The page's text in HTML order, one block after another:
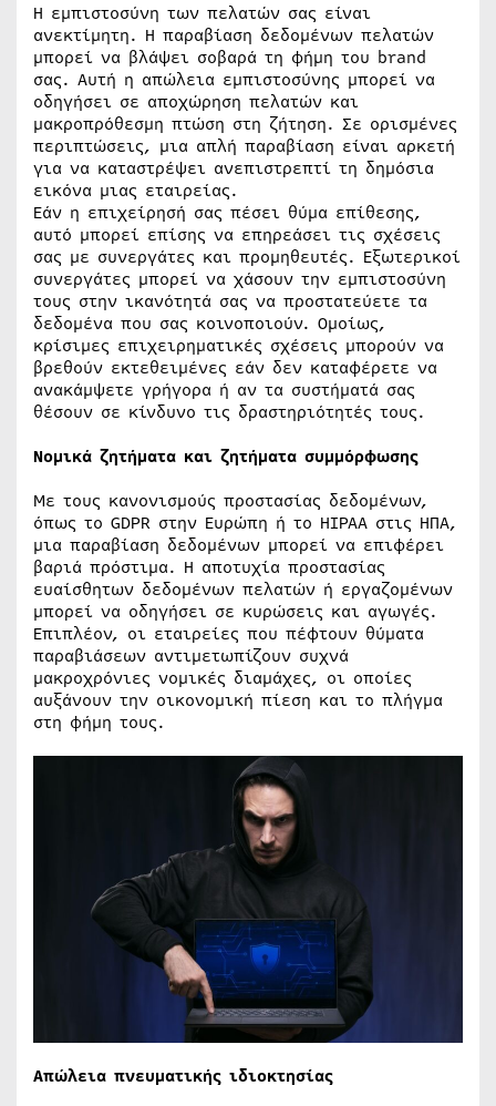
Η εμπιστοσύνη των πελατών σας είναι
ανεκτίμητη. Η παραβίαση δεδομένων πελατών
μπορεί να βλάψει σοβαρά τη φήμη του brand
σας. Αυτή η απώλεια εμπιστοσύνης μπορεί να
οδηγήσει σε αποχώρηση πελατών και
μακροπρόθεσμη πτώση στη ζήτηση. Σε ορισμένες
περιπτώσεις, μια απλή παραβίαση είναι αρκετή
για να καταστρέψει ανεπιστρεπτί τη δημόσια
εικόνα μιας εταιρείας.
Εάν η επιχείρησή σας πέσει θύμα επίθεσης,
αυτό μπορεί επίσης να επηρεάσει τις σχέσεις
σας με συνεργάτες και προμηθευτές. Εξωτερικοί
συνεργάτες μπορεί να χάσουν την εμπιστοσύνη
τους στην ικανότητά σας να προστατεύετε τα
δεδομένα που σας κοινοποιούν. Ομοίως,
κρίσιμες επιχειρηματικές σχέσεις μπορούν να
βρεθούν εκτεθειμένες εάν δεν καταφέρετε να
ανακάμψετε γρήγορα ή αν τα συστήματά σας
θέσουν σε κίνδυνο τις δραστηριότητές τους.
Νομικά ζητήματα και ζητήματα συμμόρφωσης
Με τους κανονισμούς προστασίας δεδομένων,
όπως το GDPR στην Ευρώπη ή το HIPAA στις ΗΠΑ,
μια παραβίαση δεδομένων μπορεί να επιφέρει
βαριά πρόστιμα. Η αποτυχία προστασίας
ευαίσθητων δεδομένων πελατών ή εργαζομένων
μπορεί να οδηγήσει σε κυρώσεις και αγωγές.
Επιπλέον, οι εταιρείες που πέφτουν θύματα
παραβιάσεων αντιμετωπίζουν συχνά
μακροχρόνιες νομικές διαμάχες, οι οποίες
αυξάνουν την οικονομική πίεση και το πλήγμα
στη φήμη τους.
Απώλεια πνευματικής ιδιοκτησίας